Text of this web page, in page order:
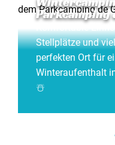
Parkcamping
Stellplätze und
perfekten Ort für
Winteraufenthalt
☃️